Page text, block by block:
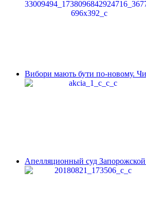
Вибори мають бути по-новому.
Апелляционный суд Запорожской